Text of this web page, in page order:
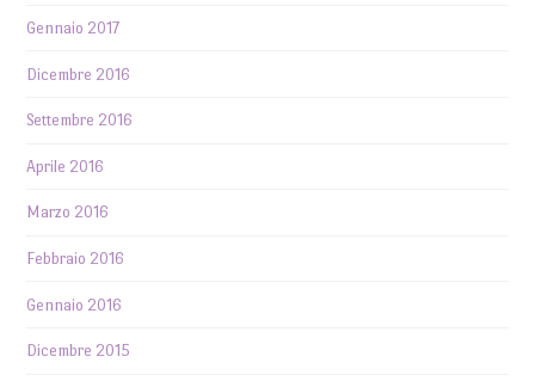
Gennaio 2017
Dicembre 2016
Settembre 2016
Aprile 2016
Marzo 2016
Febbraio 2016
Gennaio 2016
Dicembre 2015